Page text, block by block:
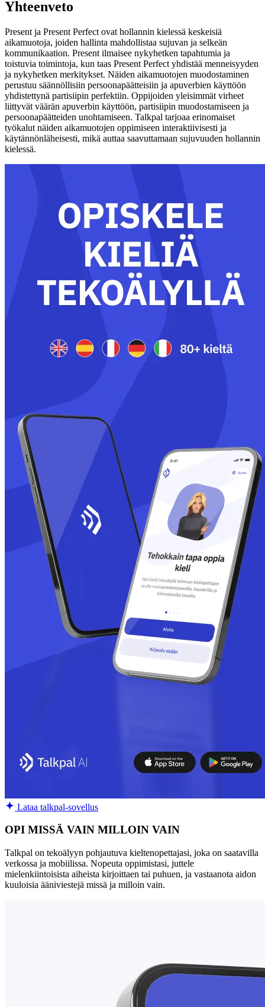
Yhteenveto
Present ja Present Perfect ovat hollannin kielessä keskeisiä
aikamuotoja, joiden hallinta mahdollistaa sujuvan ja selkeän
kommunikaation. Present ilmaisee nykyhetken tapahtumia ja
toistuvia toimintoja, kun taas Present Perfect yhdistää menneisyyden
ja nykyhetken merkitykset. Näiden aikamuotojen muodostaminen
perustuu säännöllisiin persoonapäätteisiin ja apuverbien käyttöön
yhdistettynä partisiipin perfektiin. Oppijoiden yleisimmät virheet
liittyvät väärän apuverbin käyttöön, partisiipin muodostamiseen ja
persoonapäätteiden unohtamiseen. Talkpal tarjoaa erinomaiset
työkalut näiden aikamuotojen oppimiseen interaktiivisesti ja
käytännönläheisesti, mikä auttaa saavuttamaan sujuvuuden hollannin
kielessä.
Lataa talkpal-sovellus
OPI MISSÄ VAIN MILLOIN VAIN
Talkpal on tekoälyyn pohjautuva kieltenopettajasi, joka on saatavilla
verkossa ja mobiilissa. Nopeuta oppimistasi, juttele
mielenkiintoisista aiheista kirjoittaen tai puhuen, ja vastaanota aidon
kuuloisia ääniviestejä missä ja milloin vain.